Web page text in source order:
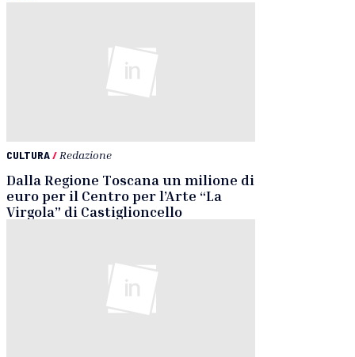
CULTURA/ Redazione
Dalla Regione Toscana un milione di
euro per il Centro per l’Arte “La
Virgola” di Castiglioncello